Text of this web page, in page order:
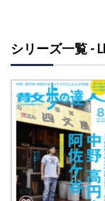
シリーズ一覧 -